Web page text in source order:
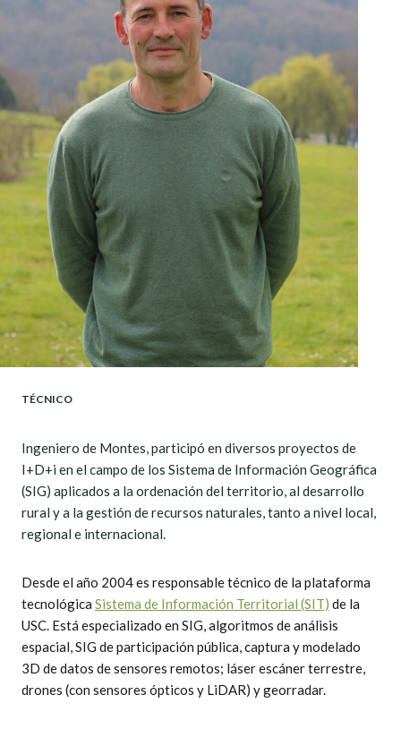
TÉCNICO
Ingeniero de Montes, participó en diversos proyectos de
I+D+i en el campo de los Sistema de Información Geográfica
(SIG) aplicados a la ordenación del territorio, al desarrollo
rural y a la gestión de recursos naturales, tanto a nivel local,
regional e internacional.
Desde el año 2004 es responsable técnico de la plataforma
tecnológica Sistema de Información Territorial (SIT) de la
USC. Está especializado en SIG, algoritmos de análisis
espacial, SIG de participación pública, captura y modelado
3D de datos de sensores remotos; láser escáner terrestre,
drones (con sensores ópticos y LiDAR) y georradar.